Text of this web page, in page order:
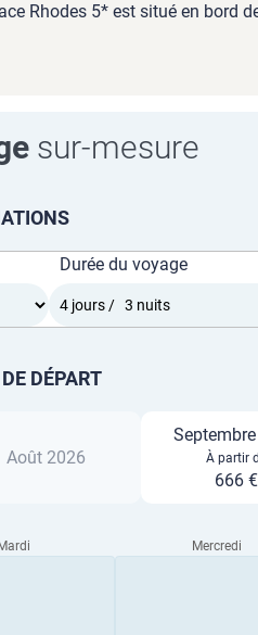
Rhodes 5* est situé en bord
sur-mesure
Durée du voyage
DÉPART
Août 2026 À partir
666 €
Mardi Mercredi